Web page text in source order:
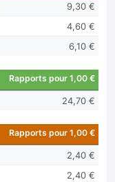
9,30 €
4,60 €
6,10 €
Rapports pour 1,00 €
24,70 €
Rapports pour 1,00 €
2,40 €
2,40 €